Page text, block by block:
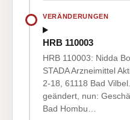
VERÄNDERUNGEN
HRB 110003
HRB 110003: Nidda
STADA Arzneimittel
2-18, 61118 Bad
geändert, nun:
Bad Hombu…